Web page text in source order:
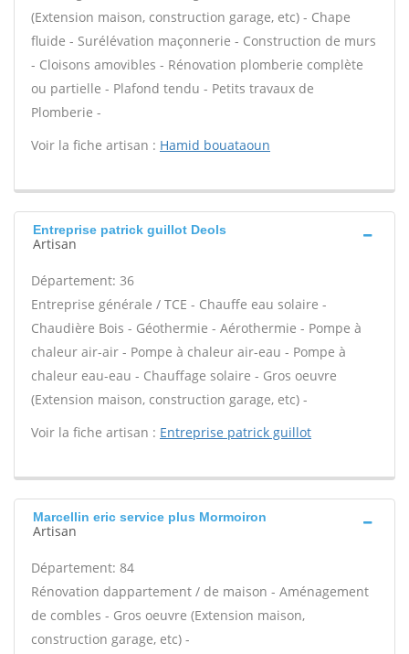
(Extension maison, construction garage, etc) - Chape
fluide - Surélévation maçonnerie - Construction de murs
- Cloisons amovibles - Rénovation plomberie complète
ou partielle - Plafond tendu - Petits travaux de
Plomberie -
Voir la fiche artisan : Hamid bouataoun
Entreprise patrick guillot Deols
Artisan
Département: 36
Entreprise générale / TCE - Chauffe eau solaire -
Chaudière Bois - Géothermie - Aérothermie - Pompe à
chaleur air-air - Pompe à chaleur air-eau - Pompe à
chaleur eau-eau - Chauffage solaire - Gros oeuvre
(Extension maison, construction garage, etc) -
Voir la fiche artisan : Entreprise patrick guillot
Marcellin eric service plus Mormoiron
Artisan
Département: 84
Rénovation dappartement / de maison - Aménagement
de combles - Gros oeuvre (Extension maison,
construction garage, etc) -